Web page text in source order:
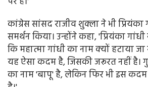
कांग्रेस सांसद राजीव शुक्ला ने भी
समर्थन किया। उन्होंने कहा, 'प्रियंका गांधी
कि महात्मा गांधी का नाम क्यों हटाया
यह ऐसा कदम है, जिसकी जरूरत नहीं है।
का नाम 'बापू' है, लेकिन फिर भी इस कदम